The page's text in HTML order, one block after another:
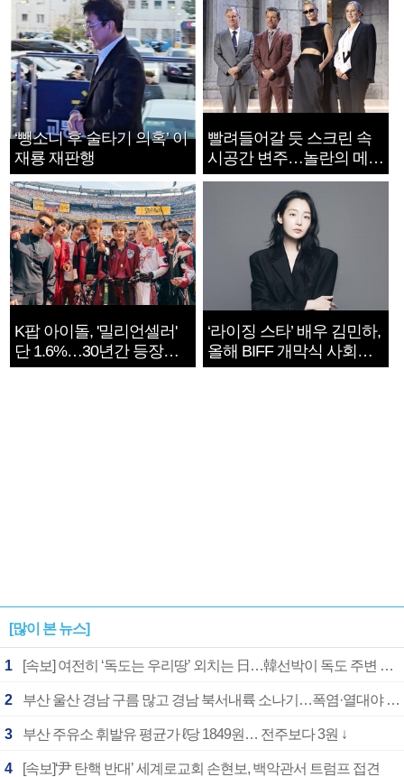
‘뺑소니 후 술타기 의혹’ 이
재룡 재판행
빨려들어갈 듯 스크린 속
시공간 변주…놀란의 메시
지는 ‘전쟁 속죄’
K팝 아이돌, '밀리언셀러'
단 1.6%…30년간 등장
1182개팀 전수조사
‘라이징 스타’ 배우 김민하,
올해 BIFF 개막식 사회자
확정
[많이 본 뉴스]
1 [속보] 여전히 ‘독도는 우리땅’ 외치는 日…韓선박이 독도 주변 해양조사 활동하자 반발
2 부산 울산 경남 구름 많고 경남 북서내륙 소나기…폭염·열대야 계속
3 부산 주유소 휘발유 평균가 ℓ당 1849원… 전주보다 3원 ↓
4 [속보]‘尹 탄핵 반대’ 세계로교회 손현보, 백악관서 트럼프 접견